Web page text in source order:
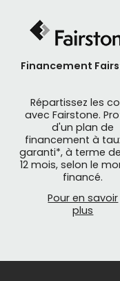
Financement
Répartissez les
avec Fairstone.
d'un plan de
financement à
garanti*, à terme
12 mois, selon le
financé.
Pour en savoir
plus